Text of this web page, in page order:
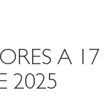
A 17
2025